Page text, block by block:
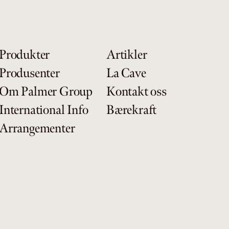
Palmer Group
Info
Artikler
La Cave
Kontakt oss
Bærekraft